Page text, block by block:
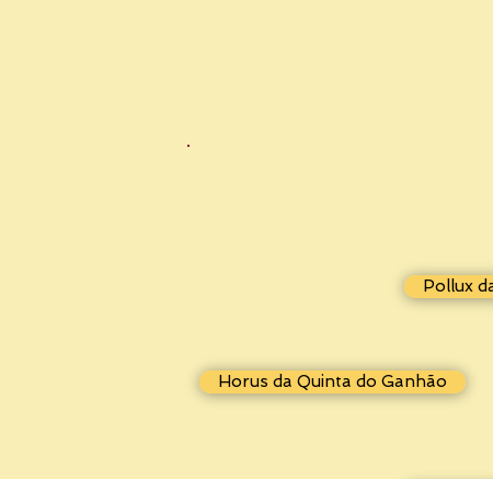
Pollux
Horus da Quinta do Ganhão